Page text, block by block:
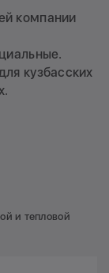
компании
кузбасских
и тепловой